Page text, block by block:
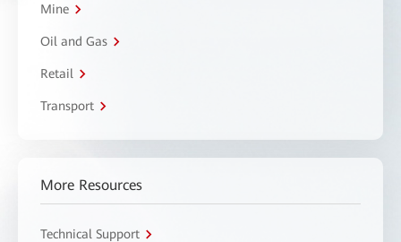
Mine
Oil and Gas
Retail
Transport
More Resources
Technical Support